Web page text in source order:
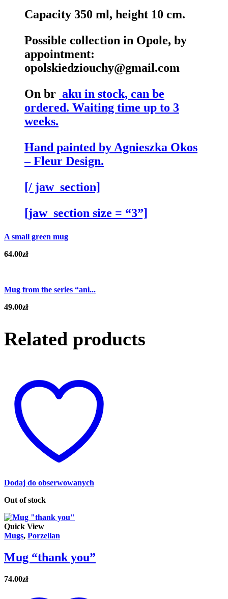
Capacity 350 ml, height 10 cm.
Possible collection in Opole, by
appointment:
opolskiedziouchy@gmail.com
On br aku in stock, can be
ordered. Waiting time up to 3
weeks.
Hand painted by Agnieszka Okos
– Fleur Design.
[/ jaw_section]
[jaw_section size = “3”]
A small green mug
64.00zł
Mug from the series “ani...
49.00zł
Related products
Dodaj do obserwowanych
Out of stock
Quick View
Mugs, Porzellan
Mug “thank you”
74.00zł